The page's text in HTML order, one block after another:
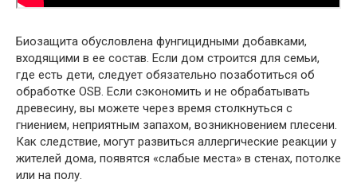
Биозащита обусловлена фунгицидными добавками,
входящими в ее состав. Если дом строится для семьи,
где есть дети, следует обязательно позаботиться об
обработке OSB. Если сэкономить и не обрабатывать
древесину, вы можете через время столкнуться с
гниением, неприятным запахом, возникновением плесени.
Как следствие, могут развиться аллергические реакции у
жителей дома, появятся «слабые места» в стенах, потолке
или на полу.